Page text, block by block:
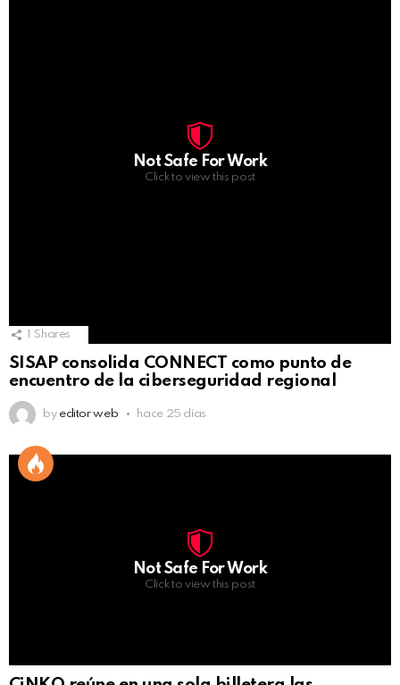
Not Safe For Work
Click to view this post
1 Shares
SISAP consolida CONNECT como punto de
encuentro de la ciberseguridad regional
by editor web hace 25 días
Not Safe For Work
Click to view this post